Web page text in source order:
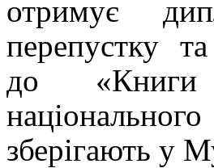
отримує
перепустку
до «Книги
зберігають у